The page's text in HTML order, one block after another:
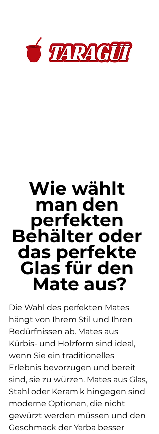
Wie wählt
man den
perfekten
Behälter oder
das perfekte
Glas für den
Mate aus?
Die Wahl des perfekten Mates
hängt von Ihrem Stil und Ihren
Bedürfnissen ab. Mates aus
Kürbis- und Holzform sind ideal,
wenn Sie ein traditionelles
Erlebnis bevorzugen und bereit
sind, sie zu würzen. Mates aus Glas,
Stahl oder Keramik hingegen sind
moderne Optionen, die nicht
gewürzt werden müssen und den
Geschmack der Yerba besser